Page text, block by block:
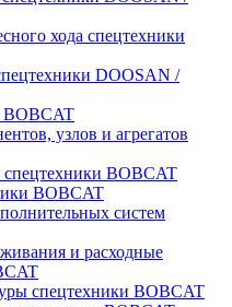
хода спецтехники
DOOSAN /
BOBCAT
узлов и агрегатов
спецтехники BOBCAT
BOBCAT
систем
и расходные
спецтехники BOBCAT